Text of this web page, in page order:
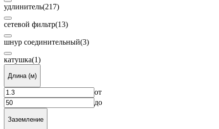
удлинитель(217)
сетевой фильтр(13)
шнур соединительный(3)
катушка(1)
Длина (м)
от
до
Заземление